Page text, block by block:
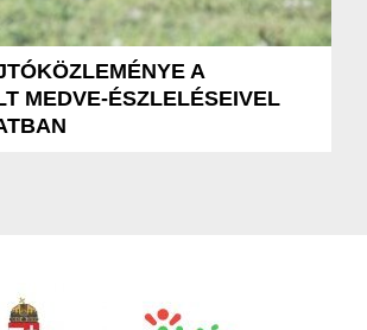
A
MEDVE-ÉSZLELÉSEIVEL